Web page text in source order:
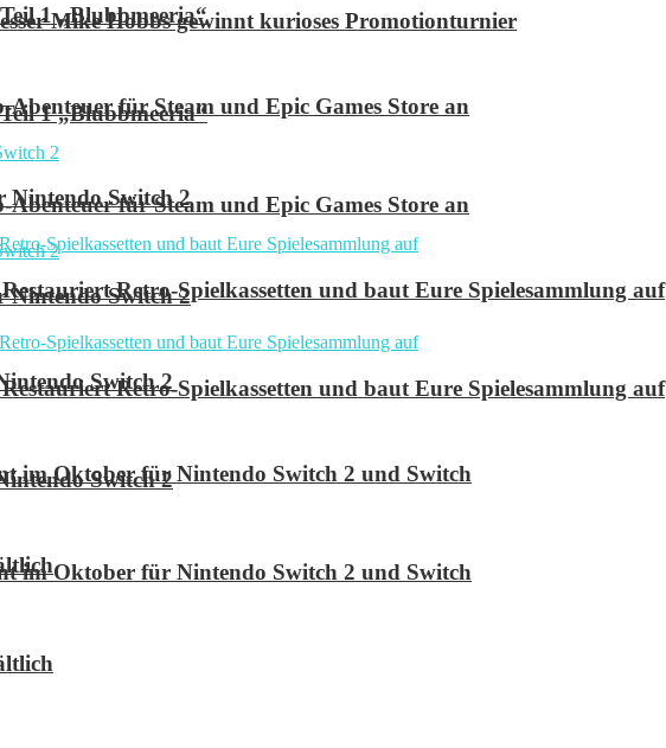
1 „Blubbmeeria“
für Steam und Epic Games Store an
Nintendo Switch 2
Retro-Spielkassetten und baut Eure Spielesammlung auf
Switch 2
im Oktober für Nintendo Switch 2 und Switch
Mike Hobbs gewinnt kurioses Promotionturnier
1 „Blubbmeeria“
für Steam und Epic Games Store an
Nintendo Switch 2
Retro-Spielkassetten und baut Eure Spielesammlung auf
Switch 2
im Oktober für Nintendo Switch 2 und Switch